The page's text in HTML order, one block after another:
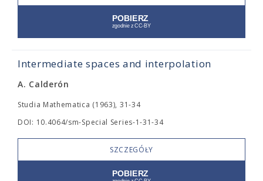
Intermediate spaces and interpolation
A. Calderón
Studia Mathematica (1963), 31-34
DOI: 10.4064/sm-Special Series-1-31-34
SZCZEGÓŁY